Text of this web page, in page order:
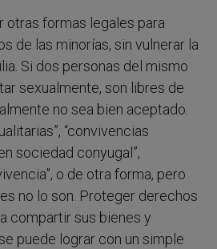
otras formas legales para
de las minorías, sin vulnerar la
Si dos personas del mismo
sexualmente, son libres de
no sea bien aceptado.
“convivencias
sociedad conyugal”,
o de otra forma, pero
no lo son. Proteger derechos
compartir sus bienes y
puede lograr con un simple